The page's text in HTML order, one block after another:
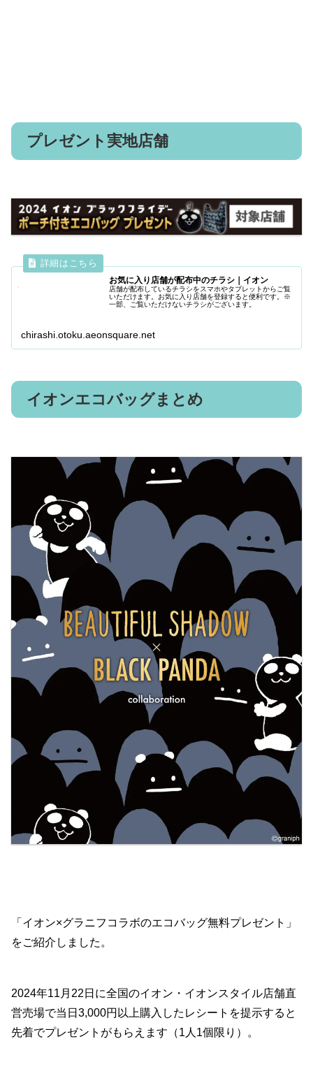
プレゼント実地店舗
お気に入り店舗が配布中のチラシ｜イオン
店舗が配布しているチラシをスマホやタブレットからご覧
いただけます。お気に入り店舗を登録すると便利です。※
一部、ご覧いただけないチラシがございます。
chirashi.otoku.aeonsquare.net
イオンエコバッグまとめ
「イオン×グラニフコラボのエコバッグ無料プレゼント」
をご紹介しました。
2024年11月22日に全国のイオン・イオンスタイル店舗直
営売場で当日3,000円以上購入したレシートを提示すると
先着でプレゼントがもらえます（1人1個限り）。